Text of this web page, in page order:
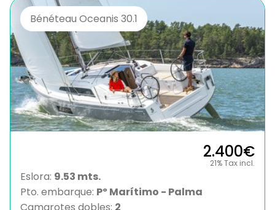
Bénéteau Oceanis 30.1
2.400€
21% Tax incl.
Eslora: 9.53 mts.
Pto. embarque: Pº Marítimo - Palma